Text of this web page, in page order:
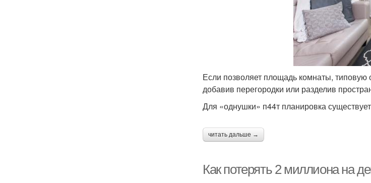
Если позволяет площадь комнаты,
добавив перегородки или разделив
Для «однушки» п44т планировка
читать дальше →
Как потерять 2 миллиона на